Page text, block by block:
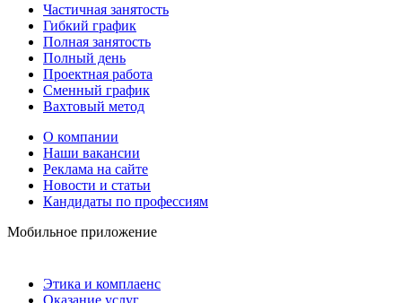
Частичная занятость
Гибкий график
Полная занятость
Полный день
Проектная работа
Сменный график
Вахтовый метод
О компании
Наши вакансии
Реклама на сайте
Новости и статьи
Кандидаты по профессиям
Мобильное приложение
Этика и комплаенс
Оказание услуг